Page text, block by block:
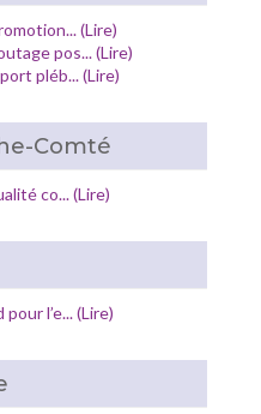
(Lire)
pos... (Lire)
pléb... (Lire)
Comté
co... (Lire)
l’e... (Lire)